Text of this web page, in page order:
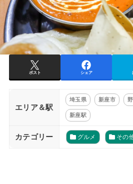
ポスト シェア
エリア＆駅
埼玉県 新座市
新座駅
カテゴリー グルメ その